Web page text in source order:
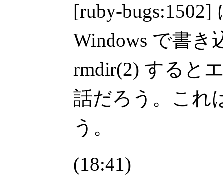
[ruby-
Windows で書き
rmdir(2) すると
話だろう。これ
う。
(18:41)